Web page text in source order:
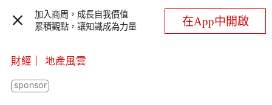
加入商周，成長自我價值
累積觀點，讓知識成為力量
在App中開啟
財經 地產風雲